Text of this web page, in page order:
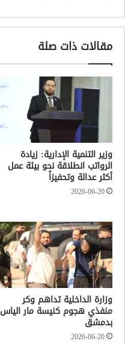
مقالات ذات صلة
وزير التنمية الإدارية: زيادة
الرواتب انطلاقة نحو بيئة عمل
أكثر عدالة وتحفيزاً
2026-06-20
وزارة الداخلية تداهم وكر
منفذي هجوم كنيسة مار الياس
بدمشق
2026-06-20